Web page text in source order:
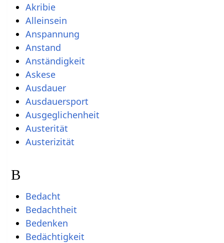
Akribie
Alleinsein
Anspannung
Anstand
Anständigkeit
Askese
Ausdauer
Ausdauersport
Ausgeglichenheit
Austerität
Austerizität
B
Bedacht
Bedachtheit
Bedenken
Bedächtigkeit